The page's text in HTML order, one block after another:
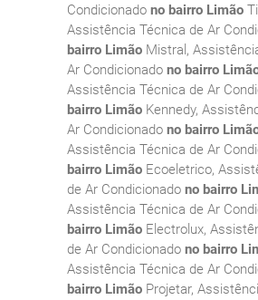
Condicionado no bairro Limão
Assistência Técnica de Ar
bairro Limão Mistral,
Ar Condicionado no bairro
Assistência Técnica de Ar
bairro Limão Kennedy,
Ar Condicionado no bairro
Assistência Técnica de Ar
bairro Limão Ecoeletrico,
de Ar Condicionado no bairro
Assistência Técnica de Ar
bairro Limão Electrolux,
de Ar Condicionado no bairro
Assistência Técnica de Ar
bairro Limão Projetar,